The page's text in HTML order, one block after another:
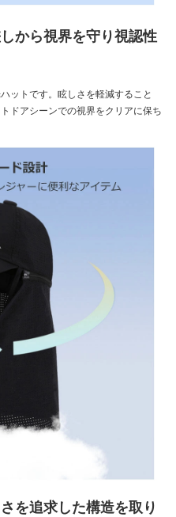
から視界を守り視認性
ットです。眩しさを軽減すること
ドアシーンでの視界をクリアに保ち
を追求した構造を取り